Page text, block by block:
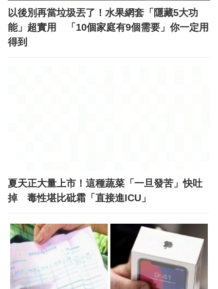
以後別再當垃圾丟了！水果網套「隱藏5大功
能」超實用 「10個家庭有9個需要」你一定用
得到
夏天正大量上市！這種蔬菜「一旦發苦」快吐
掉 毒性堪比砒霜「直接進ICU」